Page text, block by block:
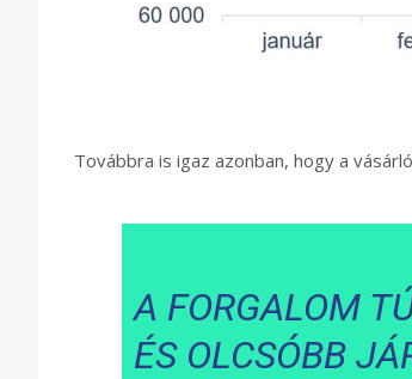
Továbbra is igaz azonban, hogy a
A FORGALOM
ÉS OLCSÓBB